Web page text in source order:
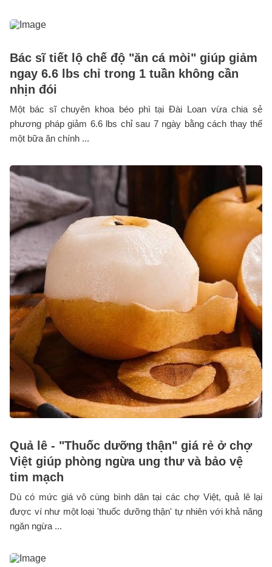
Bác sĩ tiết lộ chế độ "ăn cá mòi" giúp giảm
ngay 6.6 lbs chỉ trong 1 tuần không cần
nhịn đói
Một bác sĩ chuyên khoa béo phì tại Đài Loan vừa chia sẻ
phương pháp giảm 6.6 lbs chỉ sau 7 ngày bằng cách thay thế
một bữa ăn chính ...
Quả lê - "Thuốc dưỡng thận" giá rẻ ở chợ
Việt giúp phòng ngừa ung thư và bảo vệ
tim mạch
Dù có mức giá vô cùng bình dân tại các chợ Việt, quả lê lại
được ví như một loại 'thuốc dưỡng thận' tự nhiên với khả năng
ngăn ngừa ...